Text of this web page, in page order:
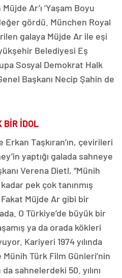
Ar’ı ‘Yaşam Boyu
gördü. München Royal
galaya Müjde Ar ile eşi
Belediyesi Eş
Sosyal Demokrat Halk
Başkanı Necip Şahin de
BİR İDOL
Taşkıran’ın, çevirileri
yaptığı galada sahneye
Verena Dietl, “Münih
pek çok tanınmış
Fakat Müjde Ar gibi bir
O Türkiye’de büyük bir
ya da orada kökleri
Kariyeri 1974 yılında
Türk Film Günleri’nin
da sahnelerdeki 50. yılını